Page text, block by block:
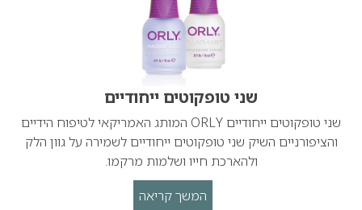
שני טופקוטים ייחודיים
שני טופקוטים ייחודיים ORLY המותג האמריקאי לטיפוח הידיים
והציפורניים השיק שני טופקוטים ייחודיים לשמירה על גוון הלק
ולהארכת חייו ושלמות מרקמו.
המשך קריאה